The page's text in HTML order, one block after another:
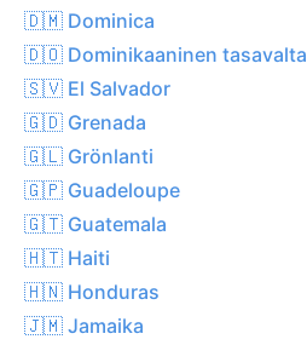
🇩🇲 Dominica
🇩🇴 Dominikaaninen tasavalta
🇸🇻 El Salvador
🇬🇩 Grenada
🇬🇱 Grönlanti
🇬🇵 Guadeloupe
🇬🇹 Guatemala
🇭🇹 Haiti
🇭🇳 Honduras
🇯🇲 Jamaika